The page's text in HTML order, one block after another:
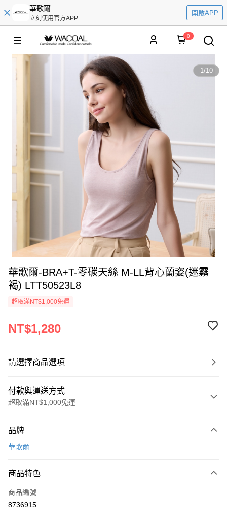
華歌爾
立刻使用官方APP
開啟APP
0
1/10
華歌爾-BRA+T-零碳天絲 M-LL背心蘭姿(迷霧
褐) LTT50523L8
超取滿NT$1,000免運
NT$1,280
請選擇商品選項
付款與運送方式
超取滿NT$1,000免運
信用卡一次付款
LINE Pay
街口支付
品牌
華歌爾
商品特色
商品編號
8736915